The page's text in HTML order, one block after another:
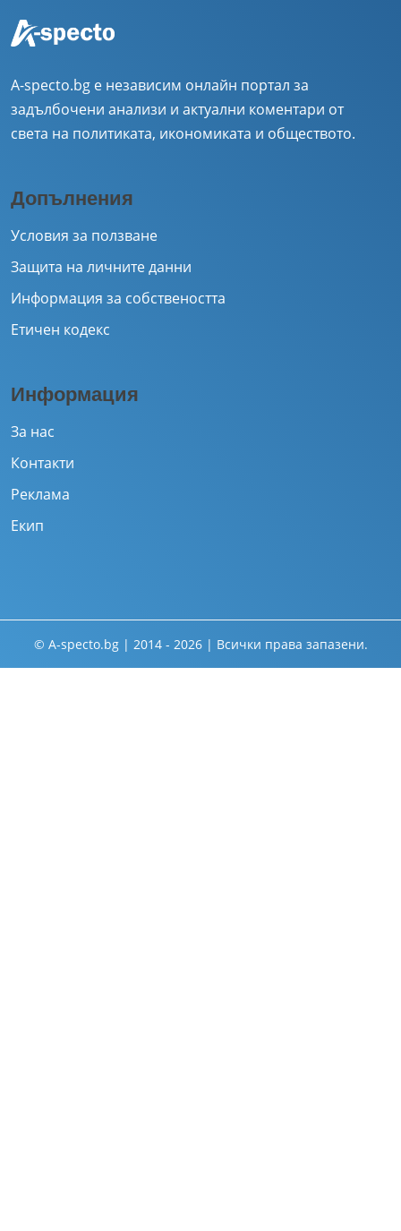
A-specto.bg е независим онлайн портал за
задълбочени анализи и актуални коментари от
света на политиката, икономиката и обществото.
Допълнения
Условия за ползване
Защита на личните данни
Информация за собствеността
Етичен кодекс
Информация
За нас
Контакти
Реклама
Екип
© A-specto.bg | 2014 - 2026 | Всички права запазени.